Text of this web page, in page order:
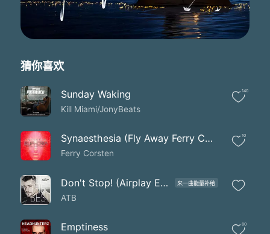
猜你喜欢
Sunday Waking
Kill Miami/JonyBeats
140
Synaesthesia (Fly Away Ferry Corsten Remix Ferry Corsten)
Ferry Corsten
10
Don't Stop! (Airplay Edit) 来一曲能量补给
ATB
Emptiness 80